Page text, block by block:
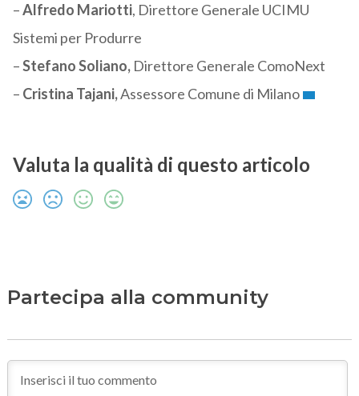
–Alfredo Mariotti, Direttore Generale UCIMU
Sistemi per Produrre
–Stefano Soliano,Direttore Generale ComoNext
– Cristina Tajani,Assessore Comune di Milano
Valuta la qualità di questo articolo
Partecipa alla community